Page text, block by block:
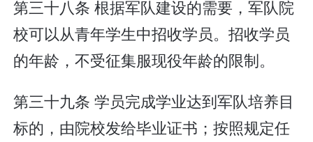
第三十八条 根据军队建设的需要，军队院
校可以从青年学生中招收学员。招收学员
的年龄，不受征集服现役年龄的限制。
第三十九条 学员完成学业达到军队培养目
标的，由院校发给毕业证书；按照规定任